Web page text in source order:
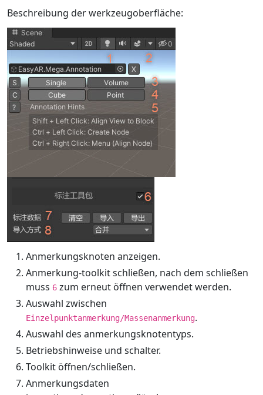
Beschreibung der werkzeugoberfläche:
Anmerkungsknoten anzeigen.
Anmerkung-toolkit schließen, nach dem schließen
muss 6 zum erneut öffnen verwendet werden.
Auswahl zwischen
Einzelpunktanmerkung/Massenanmerkung.
Auswahl des anmerkungsknotentyps.
Betriebshinweise und schalter.
Toolkit öffnen/schließen.
Anmerkungsdaten